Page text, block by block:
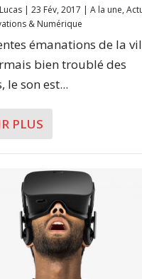
|23 Fév, 2017 |A la une,
& Numérique
émanations de la
bien troublé des
le son est...
PLUS